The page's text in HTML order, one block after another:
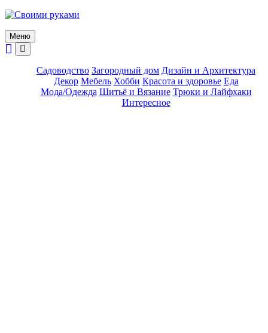
Skip
content
Меню
Садоводство Загородный дом Дизайн и Архитектура
Декор Мебель Хобби Красота и здоровье Еда
Мода/Одежда Шитьё и Вязание Трюки и Лайфхаки
Интересное